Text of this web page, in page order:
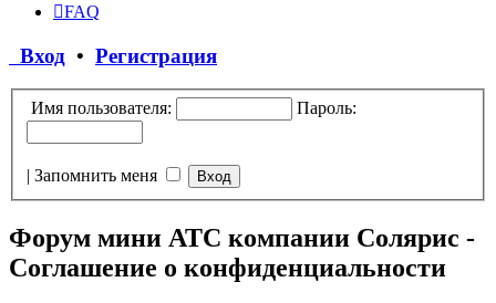
FAQ
Вход • Регистрация
Имя пользователя: Пароль:
| Запомнить меня
Форум мини АТС компании Солярис -
Соглашение о конфиденциальности